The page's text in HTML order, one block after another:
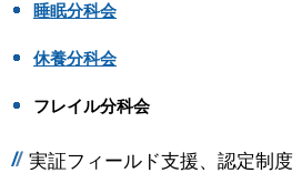
睡眠分科会
休養分科会
フレイル分科会
実証フィールド支援、認定制度